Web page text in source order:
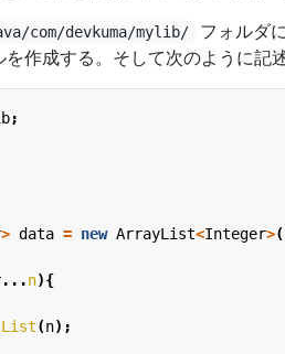
com/devkuma/mylib/
フォルダ
作成する。そして次のように記述
;
> data = new ArrayList<Integer>
...n){
(n);